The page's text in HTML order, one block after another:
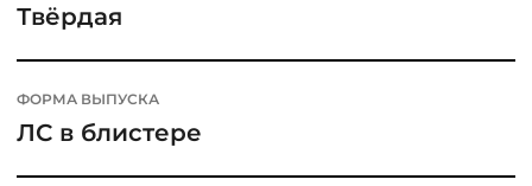
Твёрдая
ФОРМА ВЫПУСКА
ЛС в блистере